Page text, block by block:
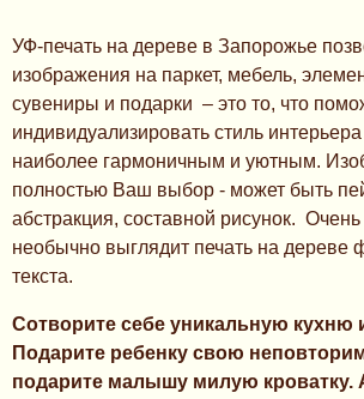
УФ-печать на дереве в Запорожье
изображения на паркет, мебель,
сувениры и подарки – это то, что
индивидуализировать стиль
наиболее гармоничным и уютным.
полностью Ваш выбор - может быть
абстракция, составной рисунок.
необычно выглядит печать на дереве
текста.
Сотворите себе уникальную кухню
Подарите ребенку свою
подарите малышу милую кроватку.